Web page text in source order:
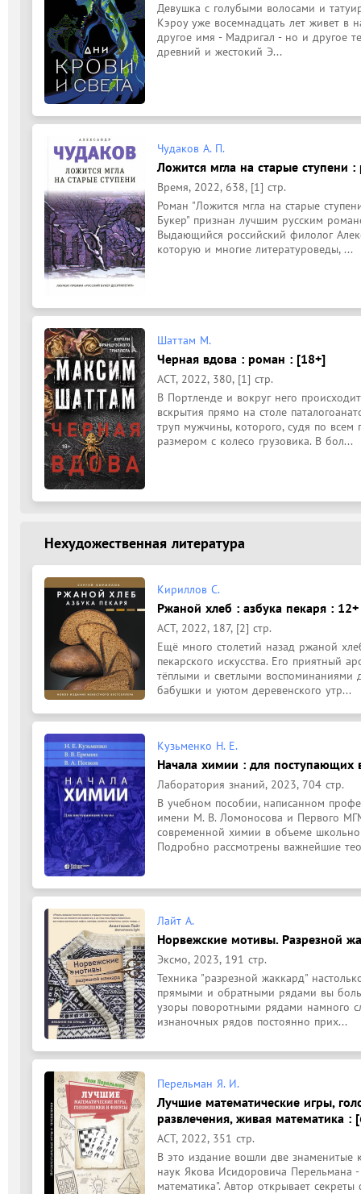
Девушка с голубыми волосами и
Кэроу уже восемнадцать лет живет в
другое имя - Мадригал - но и другое
древний и жестокий Э...
Чудаков А. П.
Ложится мгла на старые ступени
Время, 2022, 638, [1] стр.
Роман "Ложится мгла на старые
Букер" признан лучшим русским
Выдающийся российский филолог
которую и многие литературоведы, ...
Шаттам М.
Черная вдова : роман : [18+]
АСТ, 2022, 380, [1] стр.
В Портленде и вокруг него
вскрытия прямо на столе
труп мужчины, которого, судя по всем
размером с колесо грузовика. В бол...
Нехудожественная литература
Кириллов С.
Ржаной хлеб : азбука пекаря : 12+
АСТ, 2022, 187, [2] стр.
Ещё много столетий назад ржаной
пекарского искусства. Его приятный
тёплыми и светлыми воспоминаниями
бабушки и уютом деревенского утр...
Кузьменко Н. Е.
Начала химии : для поступающих
Лаборатория знаний, 2023, 704 стр.
В учебном пособии, написанном
имени М. В. Ломоносова и Первого
современной химии в объеме
Подробно рассмотрены важнейшие
Лайт А.
Норвежские мотивы. Разрезной
Эксмо, 2023, 191 стр.
Техника "разрезной жаккард"
прямыми и обратными рядами вы
узоры поворотными рядами намного
изнаночных рядов постоянно прих...
Перельман Я. И.
Лучшие математические игры,
развлечения, живая математика :
АСТ, 2022, 351 стр.
В это издание вошли две знаменитые
наук Якова Исидоровича Перельмана
математика". Автор открывает